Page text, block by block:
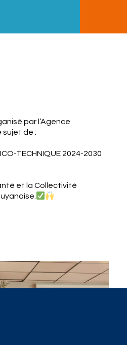
par l’Agence
sujet de :
TECHNIQUE 2024-2030
et la Collectivité